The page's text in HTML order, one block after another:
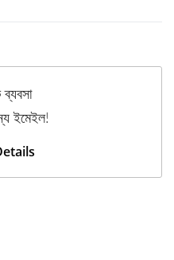
ইমেইল!